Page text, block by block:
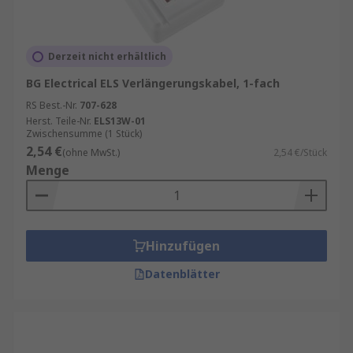
eindringenden Medien) definiert, wie effektiv ein
elektrisches Gehäuse gegen Fremdkörper
abgedichtet ist.IP20
Überspannungsschutz:
Überspannungsschutzfunktion schützt das Gerät
und die angeschlossenen Geräte vor
Spannungsspitzen.
Buchsen mit Schalter:Einige Modelle verfügen
über eine Option, um einzelne Buchsen ein- und
auszuschalten.
Derzeit nicht erhältlich
BG Electrical ELS Verlängerungskabel, 1-fach
RS Best.-Nr. 707-628
Herst. Teile-Nr. ELS13W-01
Zwischensumme (1 Stück)
2,54 €(ohne MwSt.) 2,54 €/Stück
Menge
Hinzufügen
Datenblätter